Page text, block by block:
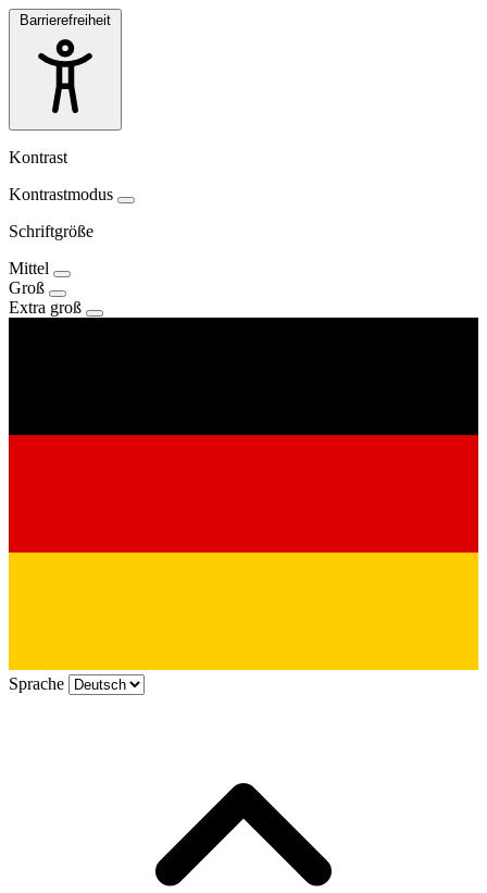
Barrierefreiheit
Kontrast
Kontrastmodus
Schriftgröße
Mittel
Groß
Extra groß
Sprache